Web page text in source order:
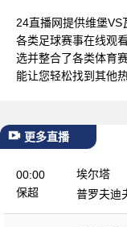
24直播网提供维堡VS
各类足球赛事在线观
选并整合了各类体育
能让您轻松找到其他
更多直播
00:00
保超
埃尔塔
普罗夫迪